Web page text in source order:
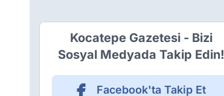
Kocatepe Gazetesi - Bizi
Sosyal Medyada Takip Edin!
Facebook'ta Takip Et